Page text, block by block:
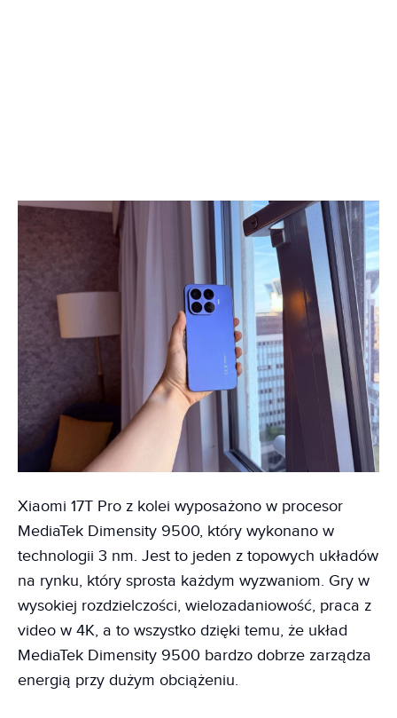
Xiaomi 17T Pro z kolei wyposażono w procesor
MediaTek Dimensity 9500, który wykonano w
technologii 3 nm. Jest to jeden z topowych układów
na rynku, który sprosta każdym wyzwaniom. Gry w
wysokiej rozdzielczości, wielozadaniowość, praca z
video w 4K, a to wszystko dzięki temu, że układ
MediaTek Dimensity 9500 bardzo dobrze zarządza
energią przy dużym obciążeniu.